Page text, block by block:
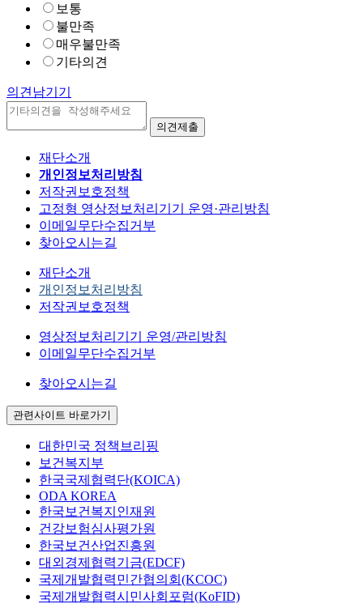
보통
불만족
매우불만족
기타의견
의견남기기
재단소개
개인정보처리방침
저작권보호정책
고정형 영상정보처리기기 운영·관리방침
이메일무단수집거부
찾아오시는길
재단소개
개인정보처리방침
저작권보호정책
영상정보처리기기 운영/관리방침
이메일무단수집거부
찾아오시는길
관련사이트 바로가기
대한민국 정책브리핑
보건복지부
한국국제협력단(KOICA)
ODA KOREA
한국보건복지인재원
건강보험심사평가원
한국보건산업진흥원
대외경제협력기금(EDCF)
국제개발협력민간협의회(KCOC)
국제개발협력시민사회포럼(KoFID)